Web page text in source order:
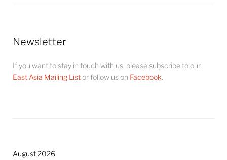
Newsletter
If you want to stay in touch with us, please subscribe to our
East Asia Mailing Listor follow us on Facebook.
August 2026